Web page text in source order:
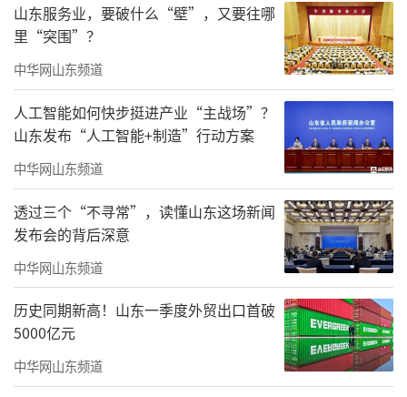
山东服务业，要破什么“壁”，又要往哪
里“突围”？
中华网山东频道
人工智能如何快步挺进产业“主战场”？
山东发布“人工智能+制造”行动方案
中华网山东频道
透过三个“不寻常”，读懂山东这场新闻
发布会的背后深意
中华网山东频道
历史同期新高！山东一季度外贸出口首破
5000亿元
中华网山东频道